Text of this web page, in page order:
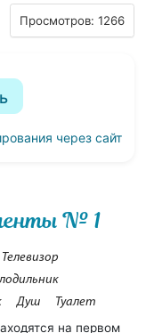
Просмотров: 1266
через сайт
№ 1
Телевизор
Душ Туалет
на первом